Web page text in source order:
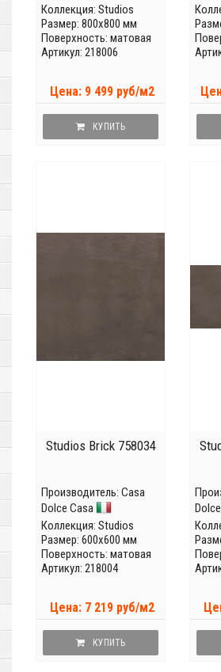
Коллекция: Studios
Размер: 800x800 мм
Поверхность: матовая
Артикул: 218006
Цена: 9 499 руб/м2
КУПИТЬ
Studios Brick 758034
Производитель: Casa
Dolce Casa
Коллекция: Studios
Размер: 600x600 мм
Поверхность: матовая
Артикул: 218004
Цена: 7 219 руб/м2
КУПИТЬ